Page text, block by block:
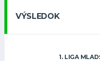
VÝSLEDOK
1. LIGA